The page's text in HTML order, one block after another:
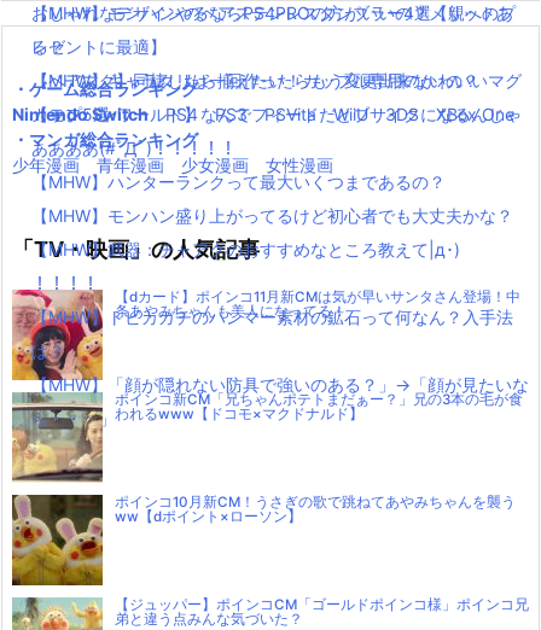
【MHW】モンハンやるならPS4PROの方がいいの？メリットあ
る？
【MHW】キャラクリは一回作ったらもう変更出来ないの？
【モンハンワールド】なんでフィードだとブサイクになるんじゃ
ああああ(#ﾟДﾟ)！！！！！
【MHW】ハンターランクって最大いくつまであるの？
【MHW】モンハン盛り上がってるけど初心者でも大丈夫かな？
【MHW】武器：チャアクのおすすめなところ教えて|д･)
！！！！
【MHW】トビカガチのハンマー素材の鉱石って何なん？入手法
は？
【MHW】「顔が隠れない防具で強いのある？」→「顔が見たいな
ら・・・」
おしゃれなデザインのペアステンレスタンブラー4選【親へのプ
レゼントに最適】
【ペアマグ】同棲したら揃えたい！カップル専用のかわいいマグ
カップ5選
ー
・ゲーム総合ランキング
Nintendo Switch
PS4 PS3 PSVita WiiU 3DS
XBox One
・マンガ総合ランキング
少年漫画
青年漫画 少女漫画 女性漫画
「TV・映画」の人気記事
【dカード】ポインコ11月新CMは気が早いサンタさん登場！中
条あやみちゃんも美人になってる！
ポインコ新CM「兄ちゃんポテトまだぁー？」兄の3本の毛が食
われるwww【ドコモ×マクドナルド】
ポインコ10月新CM！うさぎの歌で跳ねてあやみちゃんを襲う
ww【dポイント×ローソン】
【ジュッパー】ポインコCM「ゴールドポインコ様」ポインコ兄
弟と違う点みんな気づいた？